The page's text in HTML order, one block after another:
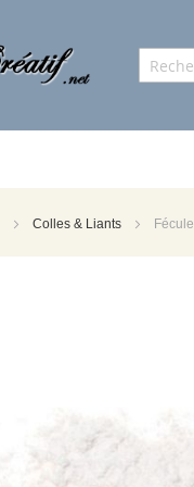
Colles & Liants